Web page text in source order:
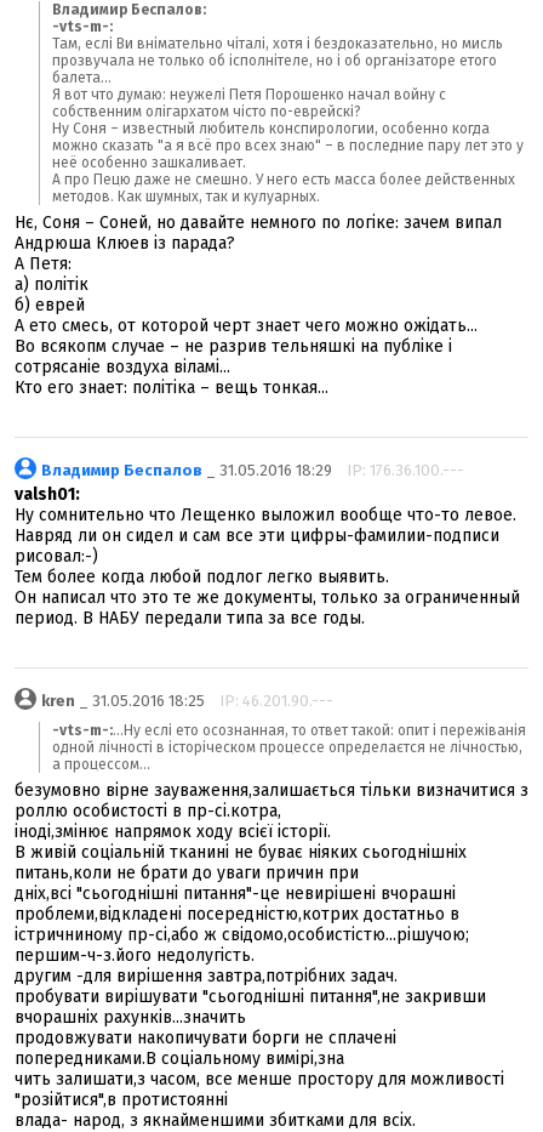
Владимир Беспалов:
-vts-m-:
Там, еслі Ви внімательно чіталі, хотя і бездоказательно, но мисль
прозвучала не только об ісполнітеле, но і об організаторе етого
балета...
Я вот что думаю: неужелі Петя Порошенко начал войну с
собственним олігархатом чісто по-еврейскі?
Ну Соня – известный любитель конспирологии, особенно когда
можно сказать "а я всё про всех знаю" – в последние пару лет это у
неё особенно зашкаливает.
А про Пецю даже не смешно. У него есть масса более действенных
методов. Как шумных, так и кулуарных.
Нє, Соня – Соней, но давайте немного по логіке: зачем випал
Андрюша Клюев із парада?
А Петя:
а) політік
б) еврей
А ето смесь, от которой черт знает чего можно ожідать...
Во всякопм случае – не разрив тельняшкі на публіке і
сотрясаніе воздуха віламі...
Кто его знает: політіка – вещь тонкая...
Владимир Беспалов _ 31.05.2016 18:29 IP: 176.36.100.---
valsh01:
Ну сомнительно что Лещенко выложил вообще что-то левое.
Навряд ли он сидел и сам все эти цифры-фамилии-подписи
рисовал:-)
Тем более когда любой подлог легко выявить.
Он написал что это те же документы, только за ограниченный
период. В НАБУ передали типа за все годы.
kren _ 31.05.2016 18:25 IP: 46.201.90.---
-vts-m-:...Ну еслі ето осознанная, то ответ такой: опит і пережіванія
одной лічності в історіческом процессе определаєтся не лічностью,
а процессом...
безумовно вірне зауваження,залишається тільки визначитися з
роллю особистості в пр-сі.котра,
іноді,змінює напрямок ходу всієї історії.
В живій соціальній тканині не буває ніяких сьогоднішніх
питань,коли не брати до уваги причин при
дніх,всі "сьогоднішні питання"-це невирішені вчорашні
проблеми,відкладені посередністю,котрих достатньо в
істричниному пр-сі,або ж свідомо,особистістю...рішучою;
першим-ч-з.його недолугість.
другим -для вирішення завтра,потрібних задач.
пробувати вирішувати "сьогоднішні питання",не закривши
вчорашніх рахунків...значить
продовжувати накопичувати борги не сплачені
попередниками.В соціальному вимірі,зна
чить залишати,з часом, все менше простору для можливості
"розійтися",в протистоянні
влада- народ, з якнайменшими збитками для всіх.